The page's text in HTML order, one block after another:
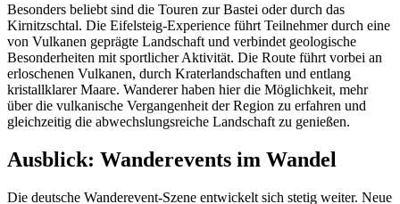
Besonders beliebt sind die Touren zur Bastei oder durch das
Kirnitzschtal. Die Eifelsteig-Experience führt Teilnehmer durch eine
von Vulkanen geprägte Landschaft und verbindet geologische
Besonderheiten mit sportlicher Aktivität. Die Route führt vorbei an
erloschenen Vulkanen, durch Kraterlandschaften und entlang
kristallklarer Maare. Wanderer haben hier die Möglichkeit, mehr
über die vulkanische Vergangenheit der Region zu erfahren und
gleichzeitig die abwechslungsreiche Landschaft zu genießen.
Ausblick: Wanderevents im Wandel
Die deutsche Wanderevent-Szene entwickelt sich stetig weiter. Neue